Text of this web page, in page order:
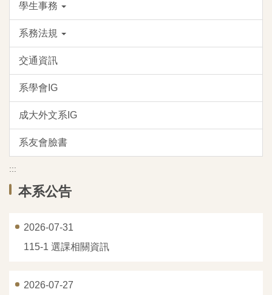
學生事務
系務法規
交通資訊
系學會IG
成大外文系IG
系友會臉書
:::
本系公告
2026-07-31
115-1 選課相關資訊
2026-07-27